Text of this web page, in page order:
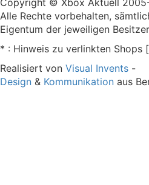
Alle Rechte vorbehalten,
Eigentum der jeweiligen
* : Hinweis zu verlinkten Shops [
Realisiert von Visual Invents -
Design & Kommunikation aus